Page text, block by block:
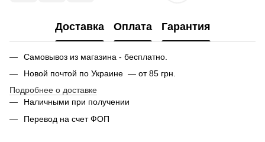
Доставка Оплата Гарантия
Самовывоз из магазина - бесплатно.
Новой почтой по Украине — от 85 грн.
Подробнее о доставке
Наличными при получении
Перевод на счет ФОП